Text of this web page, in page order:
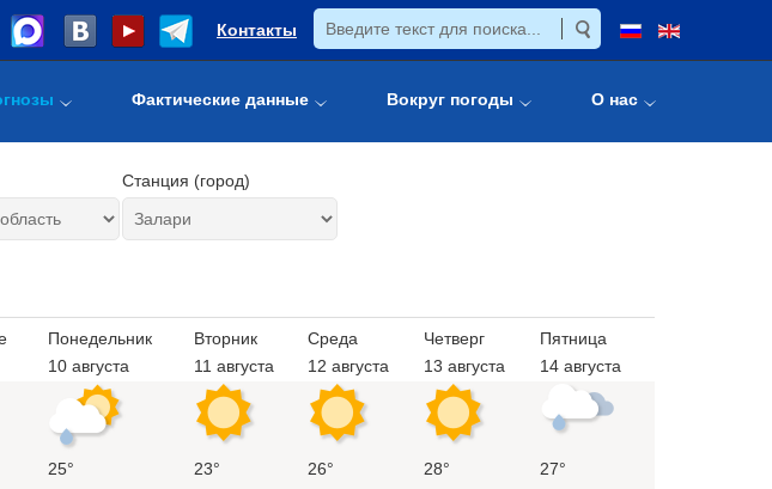
Контакты
Фактические данные Вокруг погоды О нас
Станция (город)
Понедельник
10 августа
Вторник
11 августа
Среда
12 августа
Четверг
13 августа
Пятница
14 августа
25° 23° 26° 28°
27°